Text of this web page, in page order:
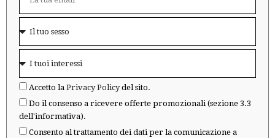
Accetto la Privacy Policydel sito.
Do il consenso a ricevere offerte promozionali (sezione 3.3
dell'informativa).
Consento al trattamento dei dati per la comunicazione a